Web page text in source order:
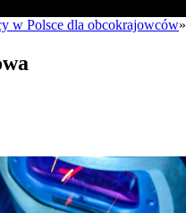
w Polsce dla obcokrajowców»